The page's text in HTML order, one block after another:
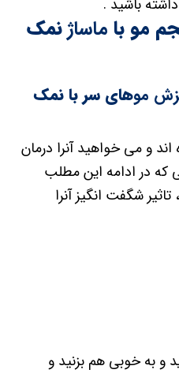
باشید .
مو با ماساژنمک
موهای سر با نمک
و می خواهید آنرا درمان
که در ادامه این مطلب
شگفت انگیز آنرا
و به خوبی هم بزنید و